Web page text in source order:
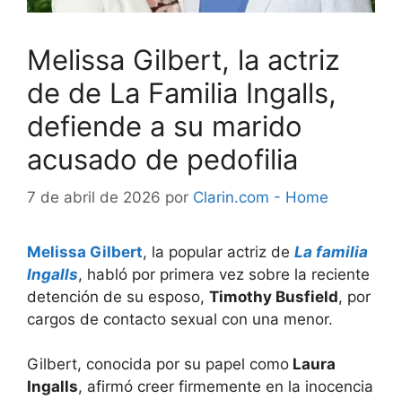
Melissa Gilbert, la actriz
de de La Familia Ingalls,
defiende a su marido
acusado de pedofilia
7 de abril de 2026 por Clarin.com - Home
Melissa Gilbert, la popular actriz de La familia
Ingalls, habló por primera vez sobre la reciente
detención de su esposo, Timothy Busfield, por
cargos de contacto sexual con una menor.
Gilbert, conocida por su papel como Laura
Ingalls, afirmó creer firmemente en la inocencia